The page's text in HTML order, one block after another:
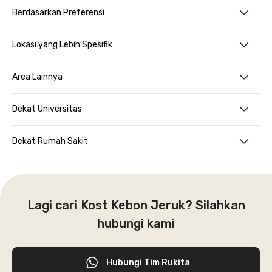
Berdasarkan Preferensi
Lokasi yang Lebih Spesifik
Area Lainnya
Dekat Universitas
Dekat Rumah Sakit
Lagi cari Kost Kebon Jeruk? Silahkan
hubungi kami
Hubungi Tim Rukita